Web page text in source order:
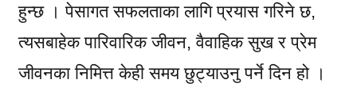
हुन्छ । पेसागत सफलताका लागि प्रयास गरिने छ,
त्यसबाहेक पारिवारिक जीवन, वैवाहिक सुख र प्रेम
जीवनका निमित्त केही समय छुट्याउनु पर्ने दिन हो ।